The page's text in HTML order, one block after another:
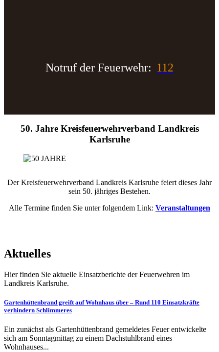
Notruf der Feuerwehr: 112
50. Jahre Kreisfeuerwehrverband Landkreis
Karlsruhe
Der Kreisfeuerwehrverband Landkreis Karlsruhe feiert dieses Jahr
sein 50. jähriges Bestehen.
Alle Termine finden Sie unter folgendem Link: Veranstaltungen
Aktuelles
Hier finden Sie aktuelle Einsatzberichte der Feuerwehren im
Landkreis Karlsruhe.
Gartenhüttenbrand greift auf Wohnhaus über – Rund 110 Einsatzkräfte
verhindern Schlimmeres
Ein zunächst als Gartenhüttenbrand gemeldetes Feuer entwickelte
sich am Sonntagmittag zu einem Dachstuhlbrand eines
Wohnhauses...